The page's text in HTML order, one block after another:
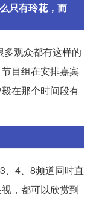
只有玲花，而
观众都有这样的
目组在安排嘉宾
在那个时间段有
、4、8频道同时直
，都可以欣赏到